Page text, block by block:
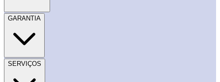
GARANTIA
SERVIÇOS